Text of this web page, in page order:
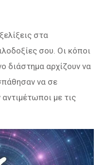
στα
σου. Οι κόποι
διάστημα αρχίζουν να
να σε
με τις